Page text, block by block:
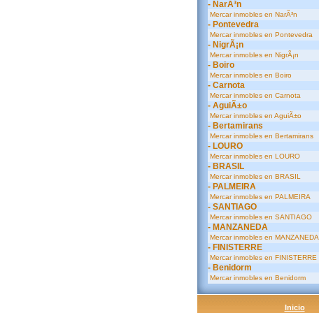
- NarÃ³n
Mercar inmobles en NarÃ³n
- Pontevedra
Mercar inmobles en Pontevedra
- NigrÃ¡n
Mercar inmobles en NigrÃ¡n
- Boiro
Mercar inmobles en Boiro
- Carnota
Mercar inmobles en Carnota
- AguiÃ±o
Mercar inmobles en AguiÃ±o
- Bertamirans
Mercar inmobles en Bertamirans
- LOURO
Mercar inmobles en LOURO
- BRASIL
Mercar inmobles en BRASIL
- PALMEIRA
Mercar inmobles en PALMEIRA
- SANTIAGO
Mercar inmobles en SANTIAGO
- MANZANEDA
Mercar inmobles en MANZANEDA
- FINISTERRE
Mercar inmobles en FINISTERRE
- Benidorm
Mercar inmobles en Benidorm
Inicio